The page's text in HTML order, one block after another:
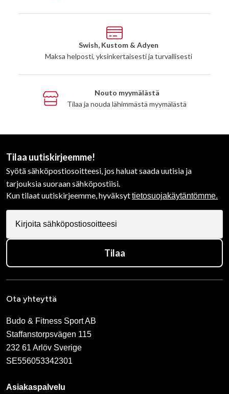
Swish, Kustom & Adyen
Maksa helposti, yksinkertaisesti ja turvallisesti
Nouto myymälästä
Tilaa ja nouda lähimmästä myymälästä
Tilaa uutiskirjeemme!
Syötä sähköpostiosoitteesi, jos haluat saada uutisia ja
tarjouksia suoraan sähköpostiisi.
Kun tilaat uutiskirjeemme, hyväksyttietosuojakäytäntömme.
Tilaa
Ota yhteyttä
Budo & Fitness Sport AB
Staffanstorpsvägen 115
232 61 Arlöv Sverige
SE556053342301
Asiakaspalvelu